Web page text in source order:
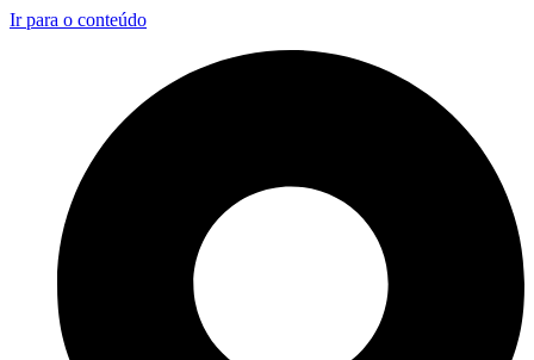
Ir para o conteúdo